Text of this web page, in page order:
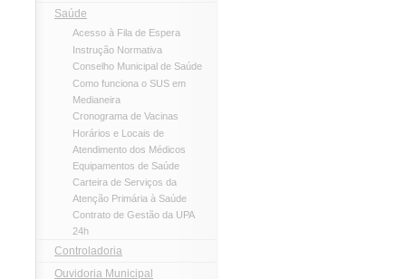
Saúde
Acesso à Fila de Espera
Instrução Normativa
Conselho Municipal de Saúde
Como funciona o SUS em
Medianeira
Cronograma de Vacinas
Horários e Locais de
Atendimento dos Médicos
Equipamentos de Saúde
Carteira de Serviços da
Atenção Primária à Saúde
Contrato de Gestão da UPA
24h
Controladoria
Ouvidoria Municipal